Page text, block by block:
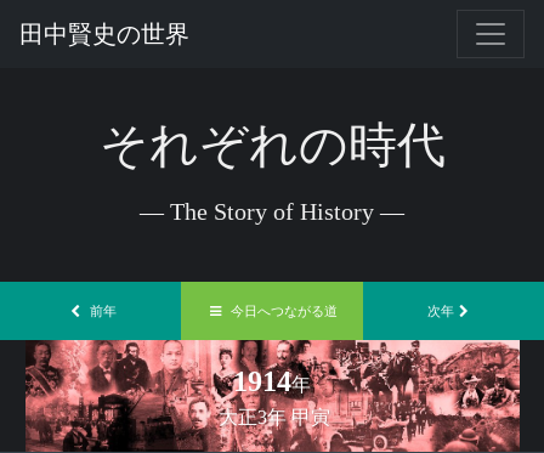
田中賢史の世界
それぞれの時代
— The Story of History —
前年 今日へつながる道 次年
1914年
大正3年 甲寅